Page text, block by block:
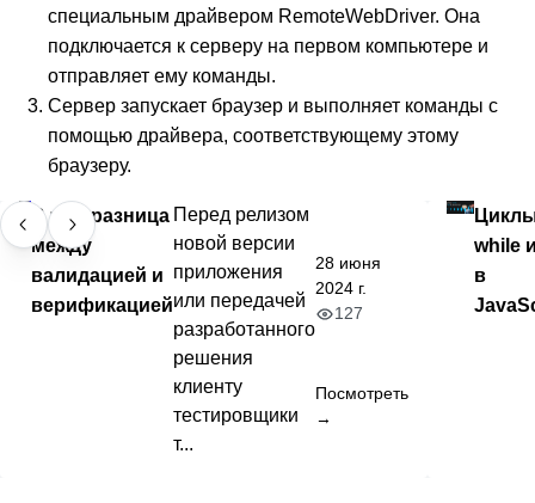
специальным драйвером RemoteWebDriver. Она
подключается к серверу на первом компьютере и
отправляет ему команды.
Сервер запускает браузер и выполняет команды с
помощью драйвера, соответствующему этому
браузеру.
В чём разница
между
валидацией и
верификацией
Перед релизом
новой версии
приложения
или передачей
разработанного
решения
клиенту
тестировщики
т...
28 июня
2024 г.
127
Посмотреть
→
while
в